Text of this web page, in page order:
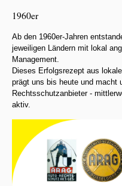
1960er
Ab den 1960er-Jahren
jeweiligen Ländern mit lokal
Management.
Dieses Erfolgsrezept aus
prägt uns bis heute und macht
Rechtsschutzanbieter -
aktiv.